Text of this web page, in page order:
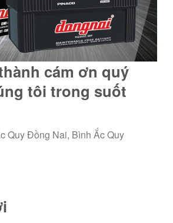
cám ơn quý
tôi trong suốt
Quy Đồng Nai, Bình Ắc Quy